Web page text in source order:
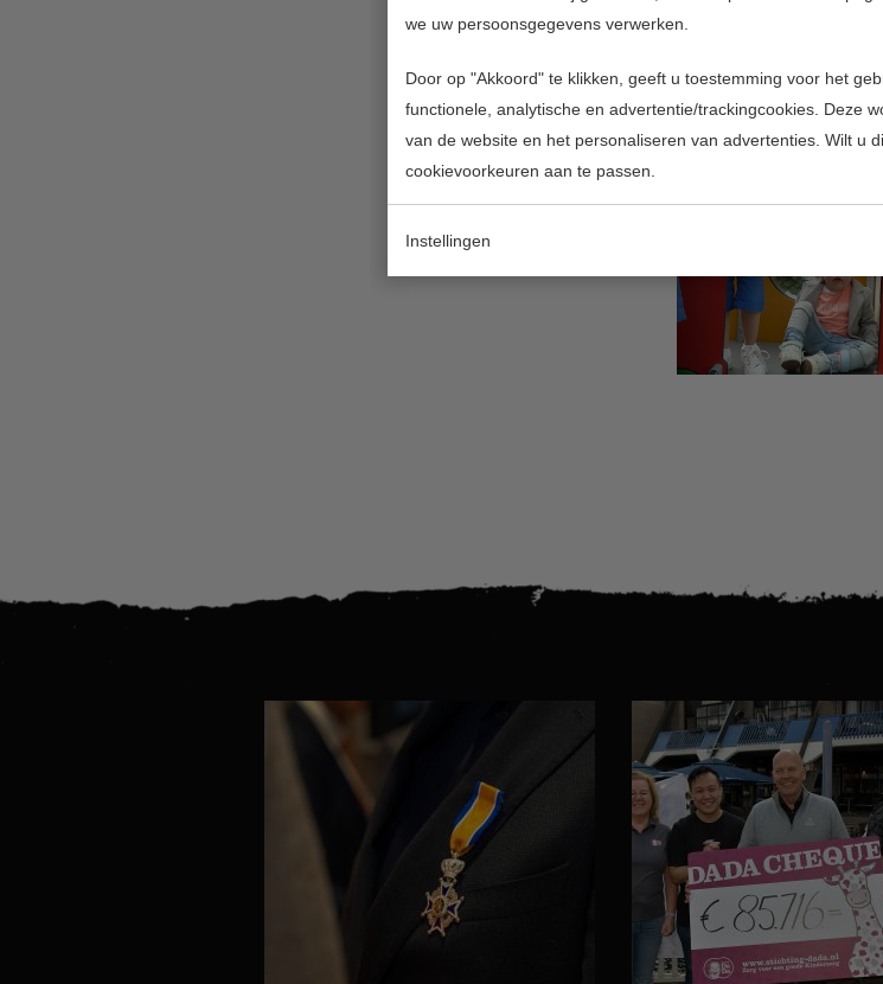
we uw persoonsgegevens verwerken.
Door op "Akkoord" te klikken, geeft u toestemming voor het
functionele, analytische en advertentie/trackingcookies. Deze
van de website en het personaliseren van advertenties. Wilt u
cookievoorkeuren aan te passen.
Instellingen
behandeling van deze